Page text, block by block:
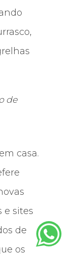
de
casa.
e sites
de
os